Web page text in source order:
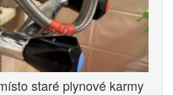
staré plynové karmy